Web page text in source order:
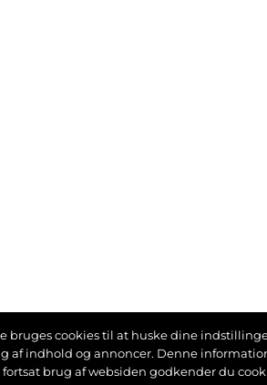
bruges cookies til at huske dine
af indhold og annoncer. Denne
fortsat brug af websiden godkender du